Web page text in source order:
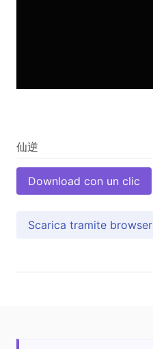
Download con un clic
Scarica tramite browser